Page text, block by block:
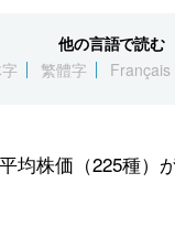
他の言語で読む
繁體字 Français
均株価（225種）